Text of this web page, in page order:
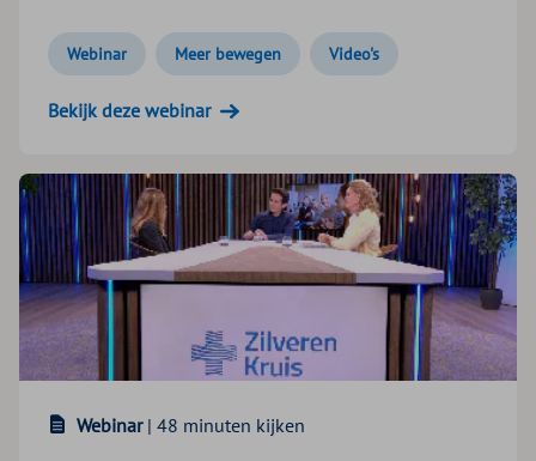
Webinar Meer bewegen Video's
Bekijk deze webinar
Webinar | 48 minuten kijken